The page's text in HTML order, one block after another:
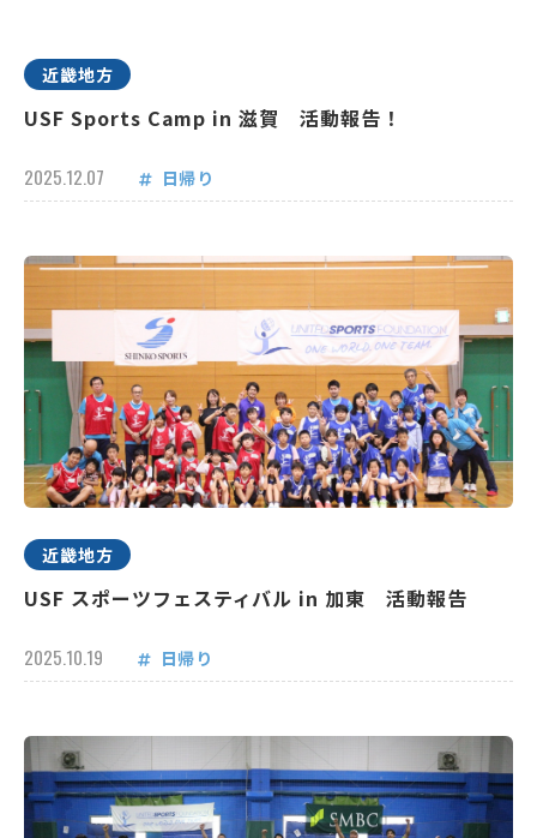
近畿地方
USF Sports Camp in 滋賀 活動報告！
2025.12.07 日帰り
近畿地方
USF スポーツフェスティバル in 加東 活動報告
2025.10.19 日帰り